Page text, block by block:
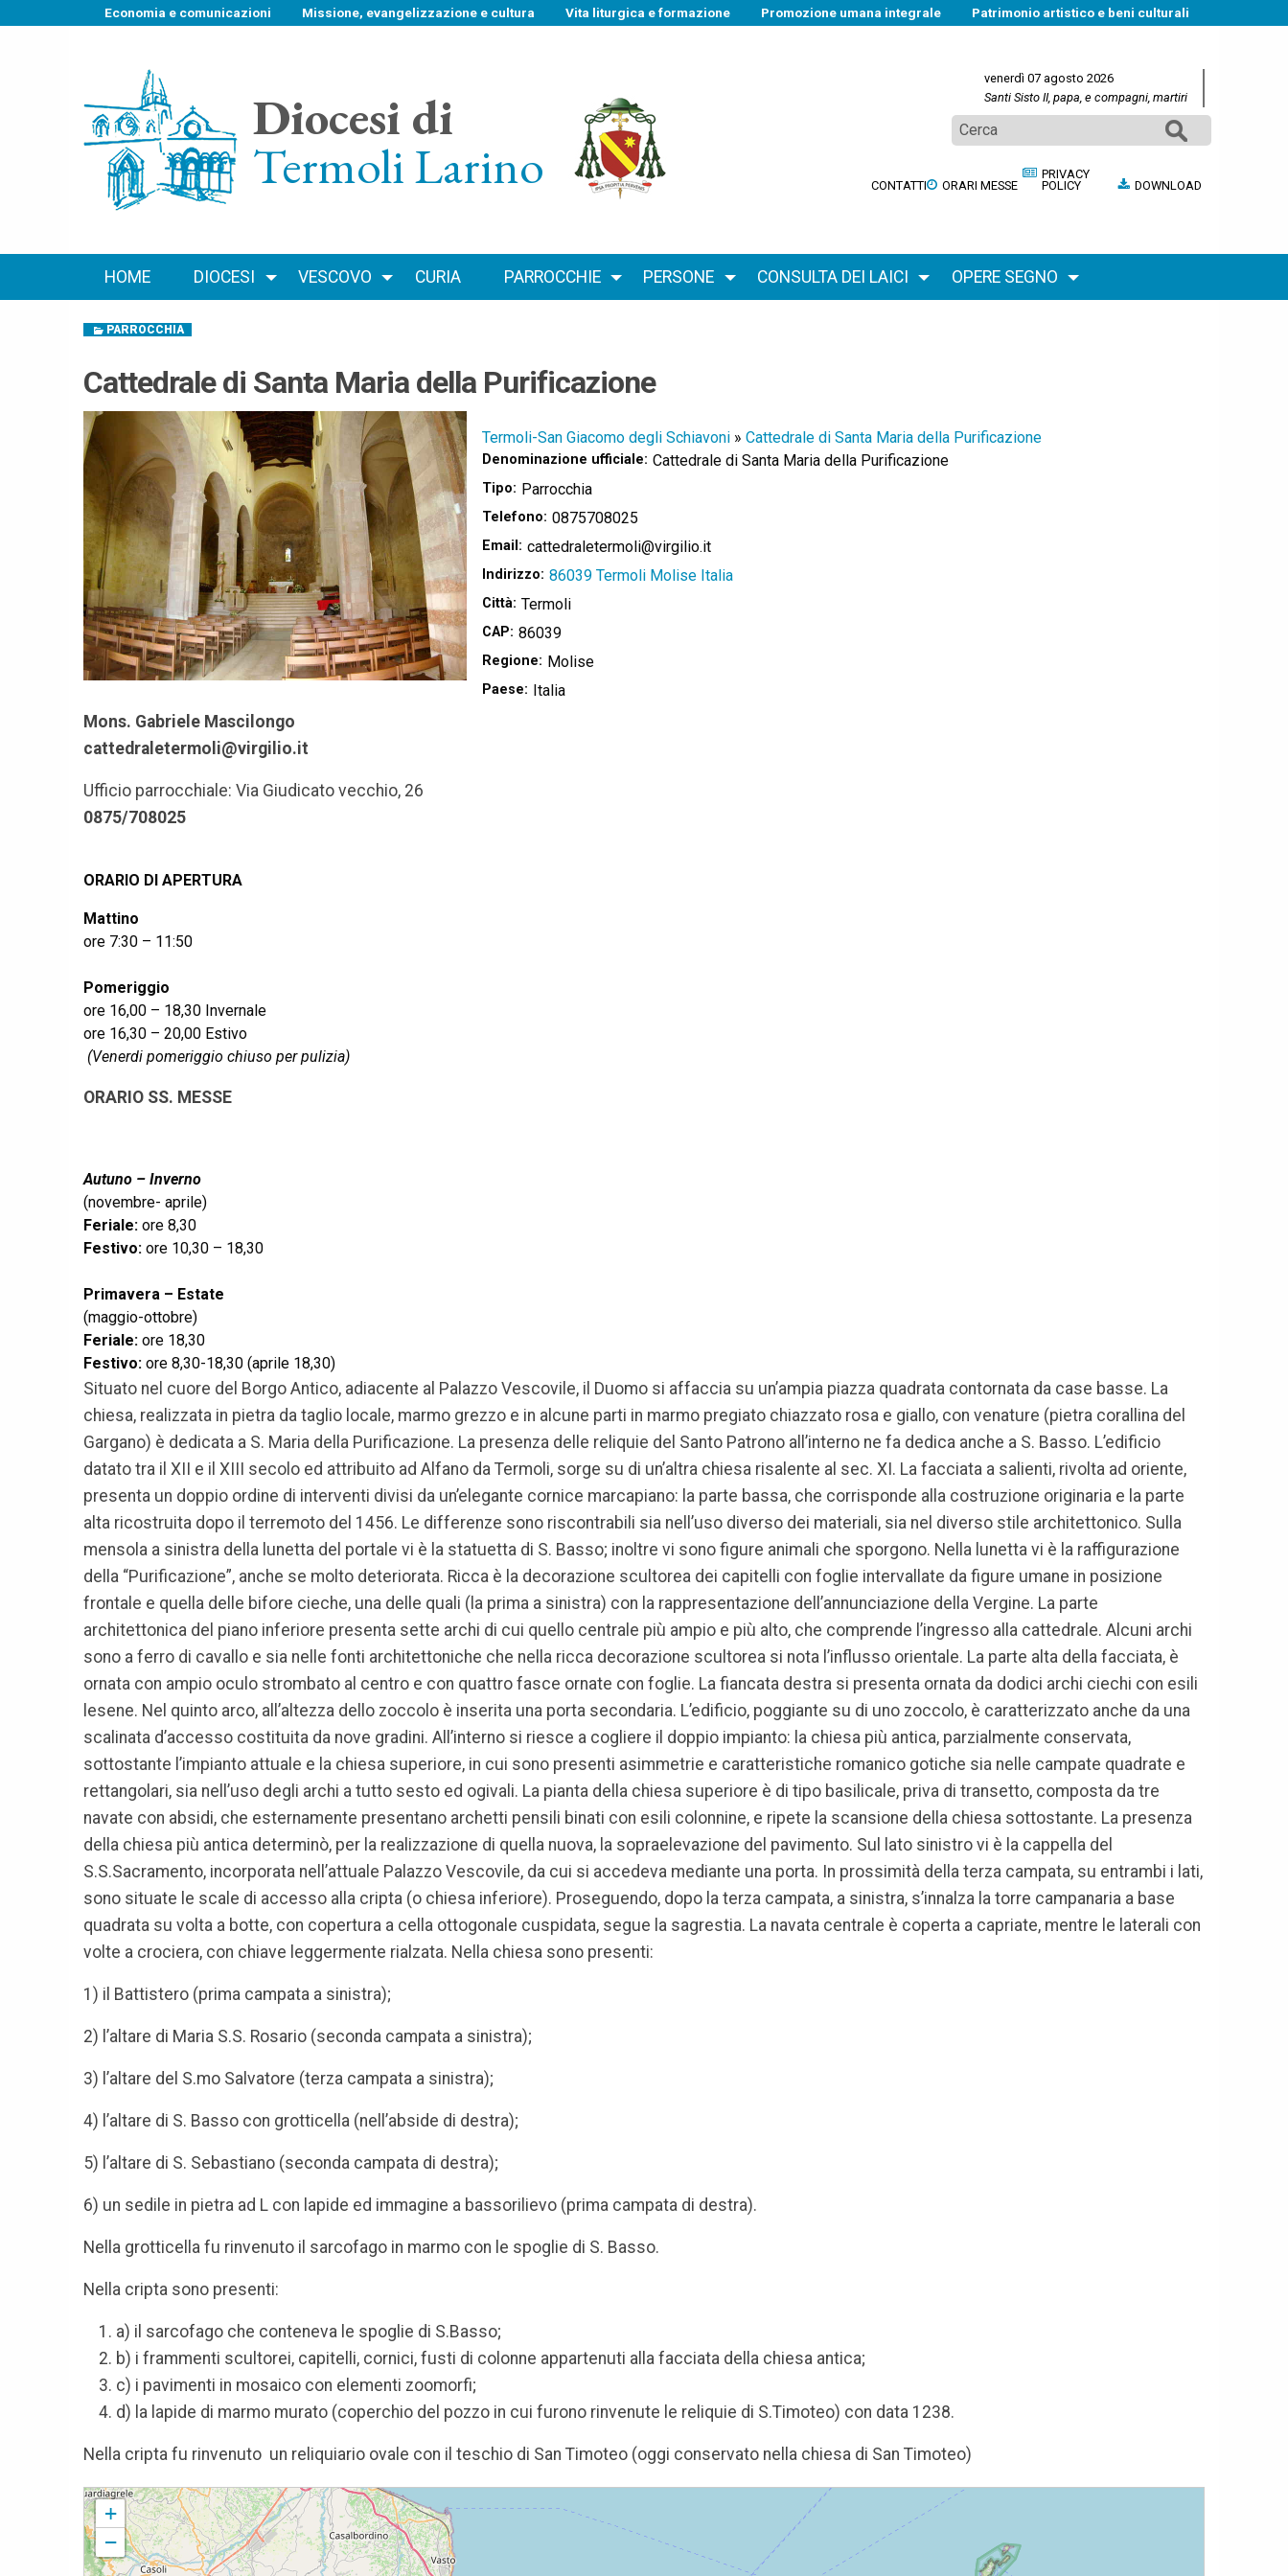
Economia e comunicazioni Missione, evangelizzazione e cultura Vita liturgica e formazione Promozione umana integrale Patrimonio artistico e beni culturali
venerdì 07 agosto 2026
Santi Sisto II, papa, e compagni, martiri
Cerca
CONTATTI ORARI MESSE
PRIVACY
POLICY
DOWNLOAD
Diocesi di
Termoli Larino
HOME DIOCESI VESCOVO CURIA PARROCCHIE PERSONE CONSULTA DEI LAICI OPERE SEGNO
PARROCCHIA
Cattedrale di Santa Maria della Purificazione
Termoli-San Giacomo degli Schiavoni » Cattedrale di Santa Maria della Purificazione
Denominazione ufficiale: Cattedrale di Santa Maria della Purificazione
Tipo: Parrocchia
Telefono: 0875708025
Email: cattedraletermoli@virgilio.it
Indirizzo: 86039 Termoli Molise Italia
Città: Termoli
CAP: 86039
Regione: Molise
Paese: Italia
Mons. Gabriele Mascilongo
cattedraletermoli@virgilio.it
Ufficio parrocchiale: Via Giudicato vecchio, 26
0875/708025
ORARIO DI APERTURA
Mattino
ore 7:30 – 11:50
Pomeriggio
ore 16,00 – 18,30 Invernale
ore 16,30 – 20,00 Estivo
(Venerdi pomeriggio chiuso per pulizia)
ORARIO SS. MESSE
Autuno – Inverno
(novembre- aprile)
Feriale: ore 8,30
Festivo: ore 10,30 – 18,30
Primavera – Estate
(maggio-ottobre)
Feriale: ore 18,30
Festivo: ore 8,30-18,30 (aprile 18,30)
Situato nel cuore del Borgo Antico, adiacente al Palazzo Vescovile, il Duomo si affaccia su un’ampia piazza quadrata contornata da case basse. La
chiesa, realizzata in pietra da taglio locale, marmo grezzo e in alcune parti in marmo pregiato chiazzato rosa e giallo, con venature (pietra corallina del
Gargano) è dedicata a S. Maria della Purificazione. La presenza delle reliquie del Santo Patrono all’interno ne fa dedica anche a S. Basso. L’edificio
datato tra il XII e il XIII secolo ed attribuito ad Alfano da Termoli, sorge su di un’altra chiesa risalente al sec. XI. La facciata a salienti, rivolta ad oriente,
presenta un doppio ordine di interventi divisi da un’elegante cornice marcapiano: la parte bassa, che corrisponde alla costruzione originaria e la parte
alta ricostruita dopo il terremoto del 1456. Le differenze sono riscontrabili sia nell’uso diverso dei materiali, sia nel diverso stile architettonico. Sulla
mensola a sinistra della lunetta del portale vi è la statuetta di S. Basso; inoltre vi sono figure animali che sporgono. Nella lunetta vi è la raffigurazione
della “Purificazione”, anche se molto deteriorata. Ricca è la decorazione scultorea dei capitelli con foglie intervallate da figure umane in posizione
frontale e quella delle bifore cieche, una delle quali (la prima a sinistra) con la rappresentazione dell’annunciazione della Vergine. La parte
architettonica del piano inferiore presenta sette archi di cui quello centrale più ampio e più alto, che comprende l’ingresso alla cattedrale. Alcuni archi
sono a ferro di cavallo e sia nelle fonti architettoniche che nella ricca decorazione scultorea si nota l’influsso orientale. La parte alta della facciata, è
ornata con ampio oculo strombato al centro e con quattro fasce ornate con foglie. La fiancata destra si presenta ornata da dodici archi ciechi con esili
lesene. Nel quinto arco, all’altezza dello zoccolo è inserita una porta secondaria. L’edificio, poggiante su di uno zoccolo, è caratterizzato anche da una
scalinata d’accesso costituita da nove gradini. All’interno si riesce a cogliere il doppio impianto: la chiesa più antica, parzialmente conservata,
sottostante l’impianto attuale e la chiesa superiore, in cui sono presenti asimmetrie e caratteristiche romanico gotiche sia nelle campate quadrate e
rettangolari, sia nell’uso degli archi a tutto sesto ed ogivali. La pianta della chiesa superiore è di tipo basilicale, priva di transetto, composta da tre
navate con absidi, che esternamente presentano archetti pensili binati con esili colonnine, e ripete la scansione della chiesa sottostante. La presenza
della chiesa più antica determinò, per la realizzazione di quella nuova, la sopraelevazione del pavimento. Sul lato sinistro vi è la cappella del
S.S.Sacramento, incorporata nell’attuale Palazzo Vescovile, da cui si accedeva mediante una porta. In prossimità della terza campata, su entrambi i lati,
sono situate le scale di accesso alla cripta (o chiesa inferiore). Proseguendo, dopo la terza campata, a sinistra, s’innalza la torre campanaria a base
quadrata su volta a botte, con copertura a cella ottogonale cuspidata, segue la sagrestia. La navata centrale è coperta a capriate, mentre le laterali con
volte a crociera, con chiave leggermente rialzata. Nella chiesa sono presenti:
1) il Battistero (prima campata a sinistra);
2) l’altare di Maria S.S. Rosario (seconda campata a sinistra);
3) l’altare del S.mo Salvatore (terza campata a sinistra);
4) l’altare di S. Basso con grotticella (nell’abside di destra);
5) l’altare di S. Sebastiano (seconda campata di destra);
6) un sedile in pietra ad L con lapide ed immagine a bassorilievo (prima campata di destra).
Nella grotticella fu rinvenuto il sarcofago in marmo con le spoglie di S. Basso.
Nella cripta sono presenti:
a) il sarcofago che conteneva le spoglie di S.Basso;
b) i frammenti scultorei, capitelli, cornici, fusti di colonne appartenuti alla facciata della chiesa antica;
c) i pavimenti in mosaico con elementi zoomorfi;
d) la lapide di marmo murato (coperchio del pozzo in cui furono rinvenute le reliquie di S.Timoteo) con data 1238.
Nella cripta fu rinvenuto un reliquiario ovale con il teschio di San Timoteo (oggi conservato nella chiesa di San Timoteo)
Cattedrale di Santa Maria della Purificazione
+
−